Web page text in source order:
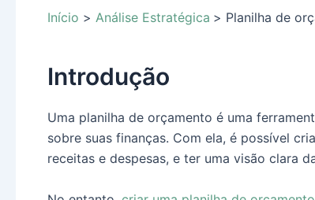
Início Análise Estratégica Planilha de
Introdução
Uma planilha de orçamento é uma
sobre suas finanças. Com ela, é possível
receitas e despesas, e ter uma visão clara